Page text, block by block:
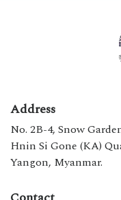
Address
No. 2B-4, Snow
Hnin Si Gone (KA)
Yangon, Myanmar.